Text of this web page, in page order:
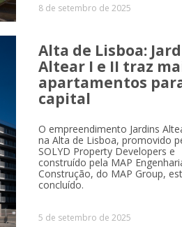
8 de setembro de 2025
Alta de Lisboa:
Altear I e II traz
apartamentos
capital
O empreendimento Jardins
na Alta de Lisboa, promovido
SOLYD Property Developers e
construído pela MAP
Construção, do MAP Group,
concluído.
5 de setembro de 2025